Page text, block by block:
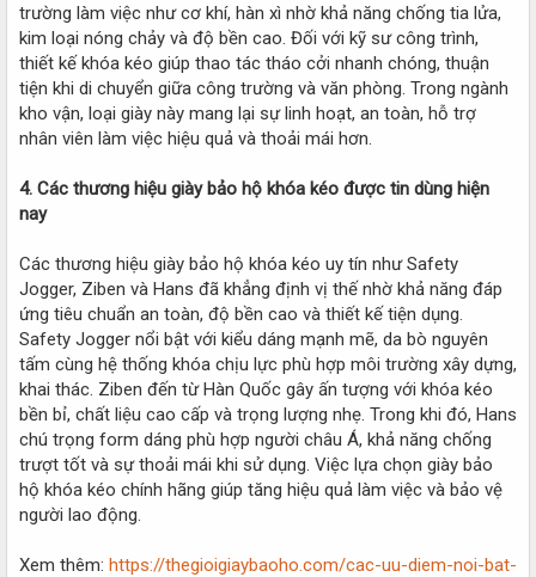
trường làm việc như cơ khí, hàn xì nhờ khả năng chống tia lửa,
kim loại nóng chảy và độ bền cao. Đối với kỹ sư công trình,
thiết kế khóa kéo giúp thao tác tháo cởi nhanh chóng, thuận
tiện khi di chuyển giữa công trường và văn phòng. Trong ngành
kho vận, loại giày này mang lại sự linh hoạt, an toàn, hỗ trợ
nhân viên làm việc hiệu quả và thoải mái hơn.
4. Các thương hiệu giày bảo hộ khóa kéo được tin dùng hiện
nay
Các thương hiệu giày bảo hộ khóa kéo uy tín như Safety
Jogger, Ziben và Hans đã khẳng định vị thế nhờ khả năng đáp
ứng tiêu chuẩn an toàn, độ bền cao và thiết kế tiện dụng.
Safety Jogger nổi bật với kiểu dáng mạnh mẽ, da bò nguyên
tấm cùng hệ thống khóa chịu lực phù hợp môi trường xây dựng,
khai thác. Ziben đến từ Hàn Quốc gây ấn tượng với khóa kéo
bền bỉ, chất liệu cao cấp và trọng lượng nhẹ. Trong khi đó, Hans
chú trọng form dáng phù hợp người châu Á, khả năng chống
trượt tốt và sự thoải mái khi sử dụng. Việc lựa chọn giày bảo
hộ khóa kéo chính hãng giúp tăng hiệu quả làm việc và bảo vệ
người lao động.
Xem thêm: https://thegioigiaybaoho.com/cac-uu-diem-noi-bat-